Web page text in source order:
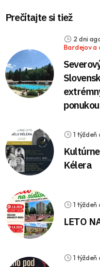
Prečítajte si tiež
2 dni
Bardejov a
1 týždeň
Kélera
1 týždeň
LETO
1 týždeň